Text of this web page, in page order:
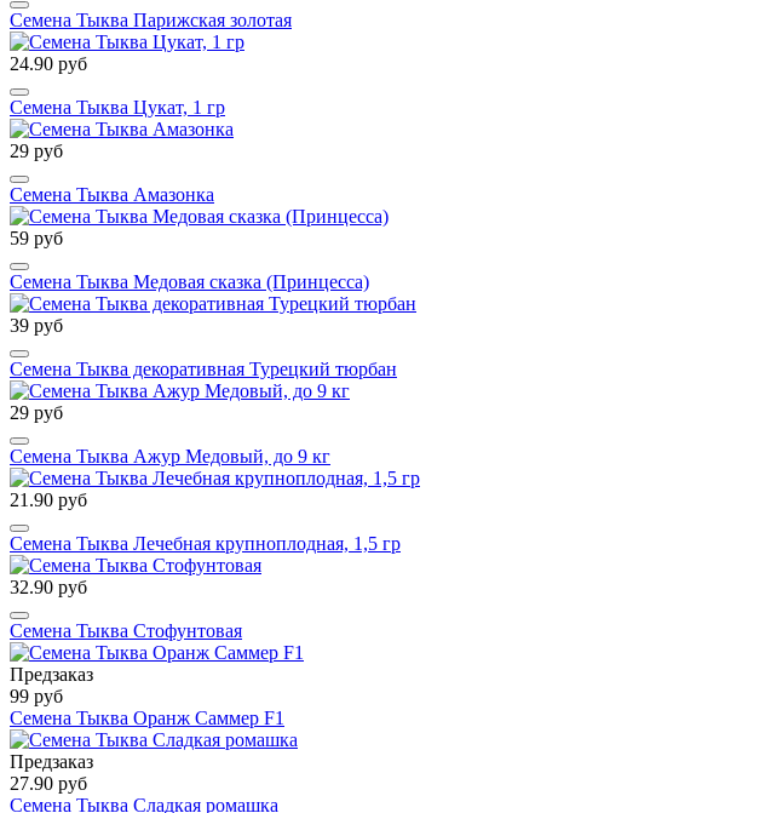
Семена Тыква Парижская золотая
24.90 руб
Семена Тыква Цукат, 1 гр
29 руб
Семена Тыква Амазонка
59 руб
Семена Тыква Медовая сказка (Принцесса)
39 руб
Семена Тыква декоративная Турецкий тюрбан
29 руб
Семена Тыква Ажур Медовый, до 9 кг
21.90 руб
Семена Тыква Лечебная крупноплодная, 1,5 гр
32.90 руб
Семена Тыква Стофунтовая
Предзаказ
99 руб
Семена Тыква Оранж Саммер F1
Предзаказ
27.90 руб
Семена Тыква Сладкая ромашка